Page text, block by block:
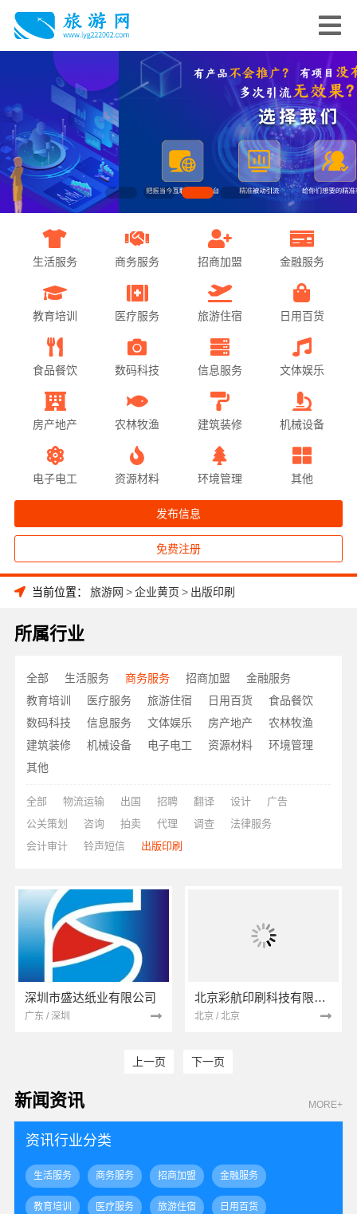
生活服务 商务服务 招商加盟 金融服务
教育培训 医疗服务 旅游住宿 日用百货
食品餐饮 数码科技 信息服务 文体娱乐
房产地产 农林牧渔 建筑装修 机械设备
电子电工 资源材料 环境管理 其他
发布信息
免费注册
当前位置： 旅游网 >企业黄页 > 出版印刷
所属行业
全部 生活服务 商务服务 招商加盟
金融服务
教育培训
医疗服务 旅游住宿 日用百货
食品餐饮
数码科技
信息服务 文体娱乐 房产地产
农林牧渔
建筑装修
机械设备 电子电工 资源材料
环境管理
其他
全部 物流运输 出国 招聘 翻译 设计
广告
公关策划
咨询 拍卖 代理 调查
法律服务
会计审计
铃声短信 出版印刷
深圳市盛达纸业有限公司
广东 / 深圳
北京彩航印刷科技有限公司
北京 / 北京
上一页 下一页
新闻资讯 MORE+
资讯行业分类
生活服务 商务服务 招商加盟 金融服务
教育培训 医疗服务 旅游住宿 日用百货